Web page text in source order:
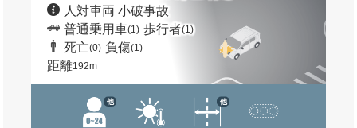
人対車両 小破事故
普通乗用車(1) 歩行者(1)
死亡(0) 負傷(1)
距離192m
他 他